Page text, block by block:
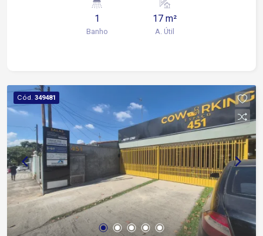
Professor Toledo, no Centro de Sorocaba Apenas
4 minutos das Avenidas Moreira César e General
oportunidade para quem busca uma sala
comercial em localização estratégica, no coração
de Sorocaba
1
Banho
17 m²
A. Útil
Cód. 349481